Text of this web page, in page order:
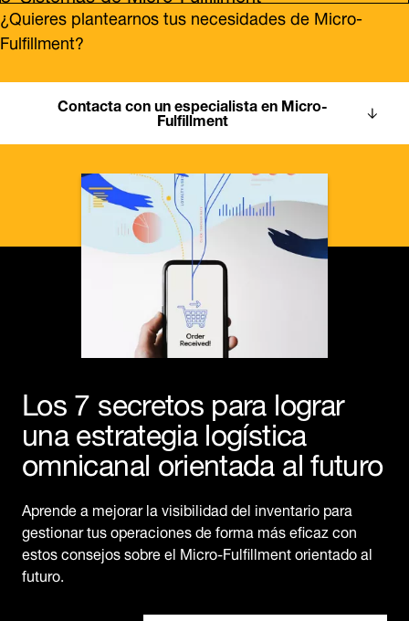
¿Quieres plantearnos tus necesidades de Micro-
Fulfillment?
Contacta con un especialista en Micro-
Fulfillment
Los 7 secretos para lograr
una estrategia logística
omnicanal orientada al futuro
Aprende a mejorar la visibilidad del inventario para
gestionar tus operaciones de forma más eficaz con
estos consejos sobre el Micro-Fulfillment orientado al
futuro.